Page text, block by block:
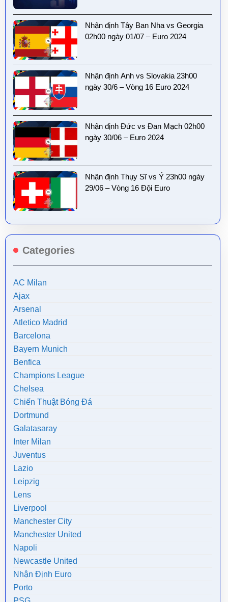
Nhận định Tây Ban Nha vs Georgia
02h00 ngày 01/07 – Euro 2024
Nhận định Anh vs Slovakia 23h00
ngày 30/6 – Vòng 16 Euro 2024
Nhận định Đức vs Đan Mạch 02h00
ngày 30/06 – Euro 2024
Nhận định Thụy Sĩ vs Ý 23h00 ngày
29/06 – Vòng 16 Đội Euro
Categories
AC Milan
Ajax
Arsenal
Atletico Madrid
Barcelona
Bayern Munich
Benfica
Champions League
Chelsea
Chiến Thuật Bóng Đá
Dortmund
Galatasaray
Inter Milan
Juventus
Lazio
Leipzig
Lens
Liverpool
Manchester City
Manchester United
Napoli
Newcastle United
Nhận Định Euro
Porto